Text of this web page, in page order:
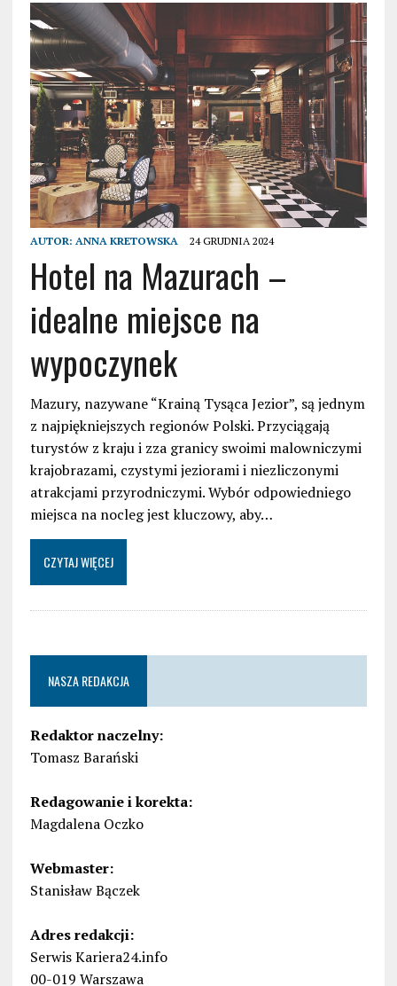
AUTOR: ANNA KRETOWSKA 24 GRUDNIA 2024
Hotel na Mazurach –
idealne miejsce na
wypoczynek
Mazury, nazywane “Krainą Tysąca Jezior”, są jednym
z najpiękniejszych regionów Polski. Przyciągają
turystów z kraju i zza granicy swoimi malowniczymi
krajobrazami, czystymi jeziorami i niezliczonymi
atrakcjami przyrodniczymi. Wybór odpowiedniego
miejsca na nocleg jest kluczowy, aby…
CZYTAJ WIĘCEJ
NASZA REDAKCJA
Redaktor naczelny:
Tomasz Barański
Redagowanie i korekta:
Magdalena Oczko
Webmaster:
Stanisław Bączek
Adres redakcji:
Serwis Kariera24.info
00-019 Warszawa